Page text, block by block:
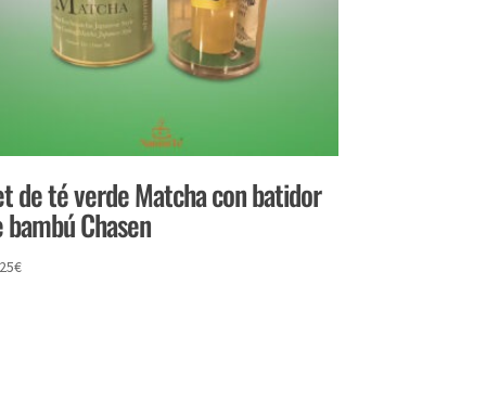
de té verde Matcha con batidor
bambú Chasen
€